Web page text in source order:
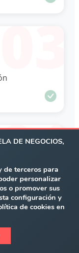
04
de tu
DE NEGOCIOS,
de terceros para
personalizar
o promover sus
configuración y
de cookies en